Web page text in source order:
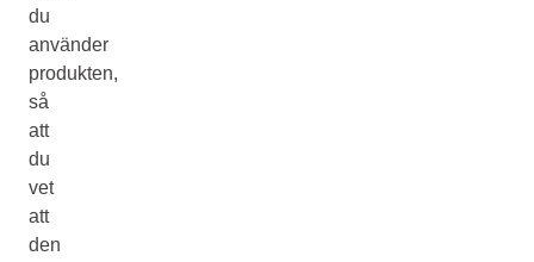
du
använder
produkten,
så
att
du
vet
att
den